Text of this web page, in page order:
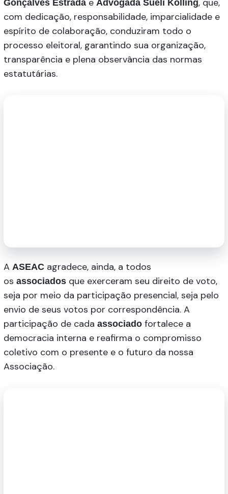
Gonçalves Estrada Advogada Sueli Kolling
com dedicação, responsabilidade, imparcialidade e
espírito de colaboração, conduziram todo o
processo eleitoral, garantindo sua organização,
transparência e plena observância das normas
estatutárias.
AASEAC agradece, ainda, a todos
osassociados que exerceram seu direito de voto,
seja por meio da participação presencial, seja pelo
envio de seus votos por correspondência. A
participação de cadaassociado fortalece a
democracia interna e reafirma o compromisso
coletivo com o presente e o futuro da nossa
Associação.